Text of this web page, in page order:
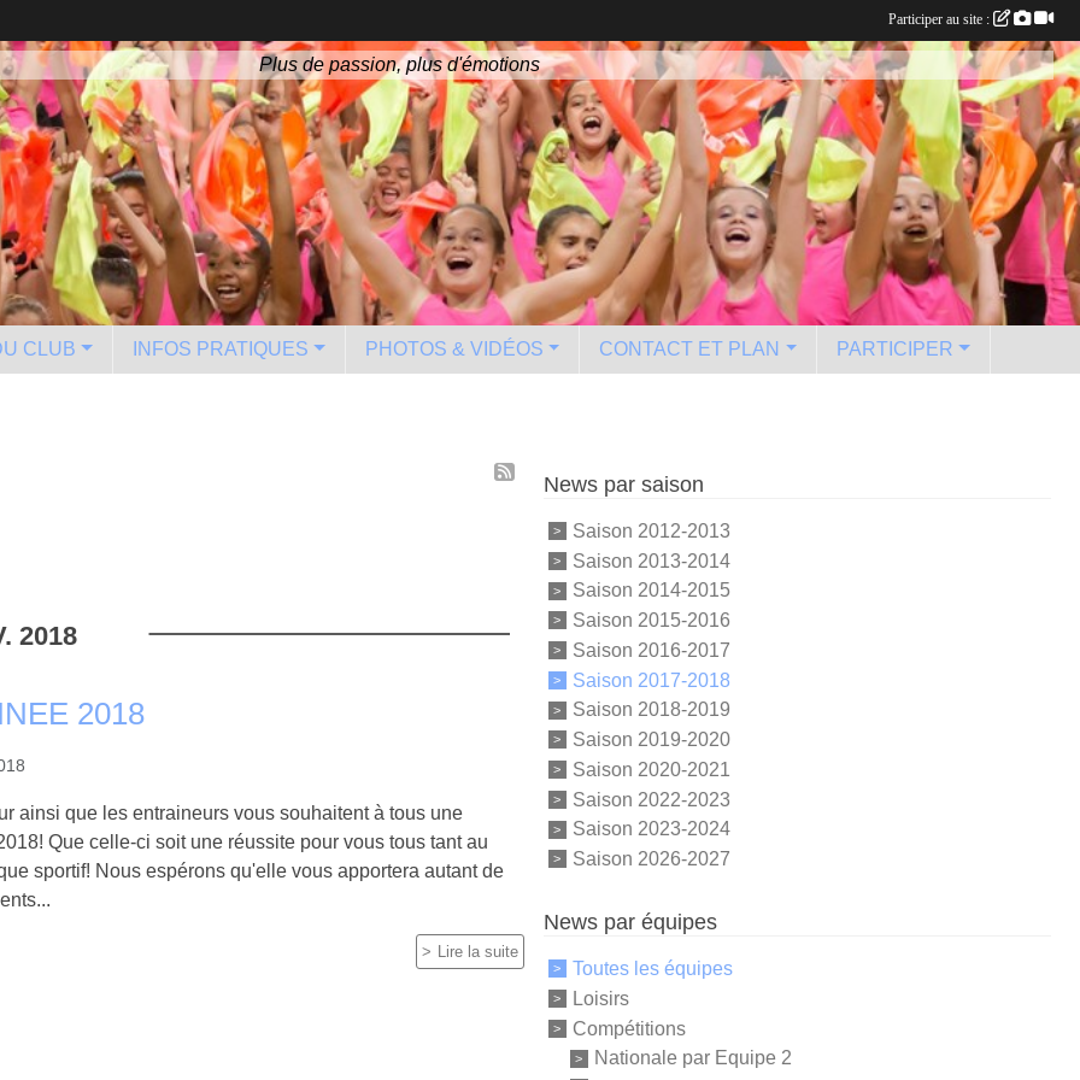
Plus de passion, plus d'émotions
CLUB INFOS PRATIQUES PHOTOS & VIDÉOS CONTACT ET PLAN PARTICIPER
2018
2018
ainsi que les entraineurs vous souhaitent à tous une
Que celle-ci soit une réussite pour vous tous tant au
sportif! Nous espérons qu'elle vous apportera autant de
Lire la suite
News par saison
Saison 2012-2013
Saison 2013-2014
Saison 2014-2015
Saison 2015-2016
Saison 2016-2017
Saison 2017-2018
Saison 2018-2019
Saison 2019-2020
Saison 2020-2021
Saison 2022-2023
Saison 2023-2024
Saison 2026-2027
News par équipes
Toutes les équipes
Loisirs
Compétitions
Nationale par Equipe 2
Participer au site :